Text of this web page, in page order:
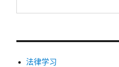
法律学习